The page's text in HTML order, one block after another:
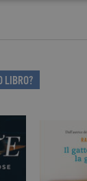
LIBRO?analitici sono